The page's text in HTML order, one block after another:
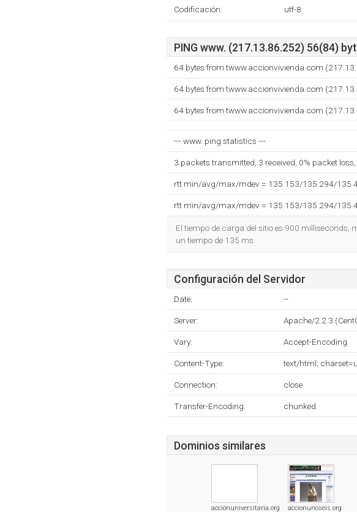
Codificación: utf-8
PING www. (217.13.86.252) 56(84)
64 bytes from twww.accionvivienda.com
64 bytes from twww.accionvivienda.com
64 bytes from twww.accionvivienda.com
--- www. ping statistics ---
3 packets transmitted, 3 received, 0% packet
rtt min/avg/max/mdev = 135.153/135.294/
rtt min/avg/max/mdev = 135.153/135.294/
El tiempo de carga del sitio es 900 milliseconds,
un tiempo de 135 ms.
Configuración del Servidor
Date: --
Server: Apache/2.2.3
Vary: Accept-Encoding
Content-Type: text/html;
Connection: close
Transfer-Encoding: chunked
Dominios similares
accionuniversitaria.org accionunoseis.org